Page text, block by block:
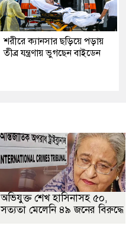
শরীরে ক্যানসার ছড়িয়ে পড়ায়
তীব্র যন্ত্রণায় ভুগছেন বাইডেন
অভিযুক্ত শেখ হাসিনাসহ ৫০,
সত্যতা মেলেনি ৪৯ জনের বিরুদ্ধে